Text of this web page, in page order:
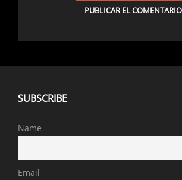
SUBSCRIBE
Name
Email